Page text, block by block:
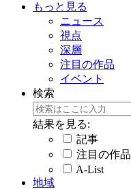
もっと見る
ニュース
視点
深層
注目の作品
イベント
検索
結果を見る:
記事
注目の作品
A-List
地域